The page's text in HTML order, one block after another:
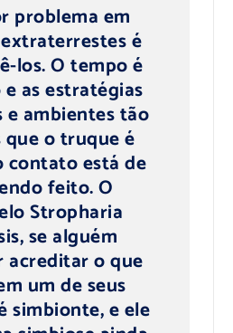
problema em
é
los. O tempo é
as estratégias
ambientes tão
o truque é
contato está de
feito. O
Stropharia
se alguém
acreditar o que
um de seus
simbionte, e ele